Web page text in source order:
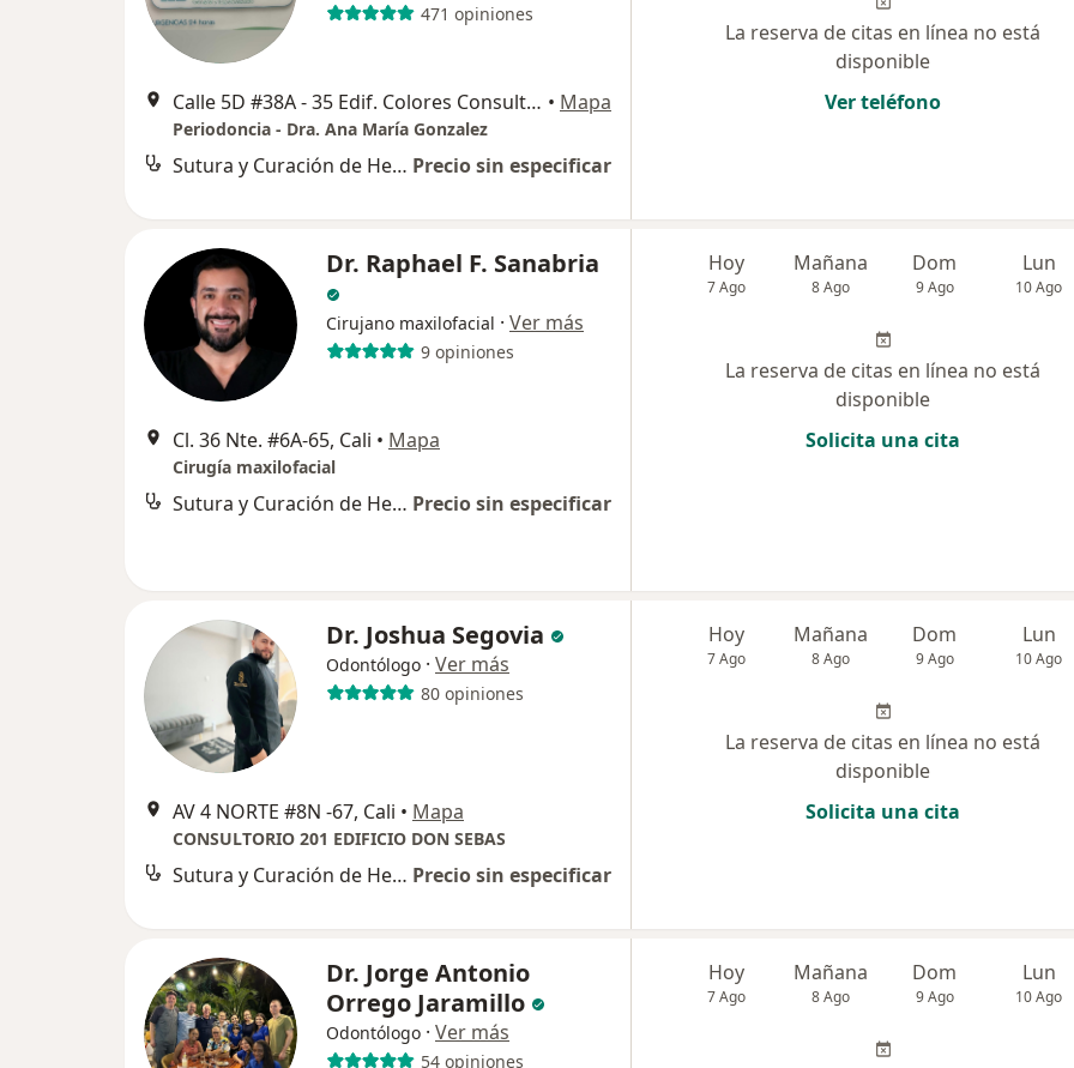
471 opiniones
Calle 5D #38A - 35 Edif. Colores Consultorio 1014, Cali • Mapa
Periodoncia - Dra. Ana María Gonzalez
Sutura y Curación de Herida en Cavidad Bucal Precio sin especificar
La reserva de citas en línea no está
disponible
Ver teléfono
Dr. Raphael F. Sanabria
Cirujano maxilofacial · Ver más
9 opiniones
Cl. 36 Nte. #6A-65, Cali • Mapa
Cirugía maxilofacial
Sutura y Curación de Herida en Cavidad Bucal Precio sin especificar
Hoy
7 Ago
Mañana
8 Ago
Dom
9 Ago
Lun
10 Ago
La reserva de citas en línea no está
disponible
Solicita una cita
Dr. Joshua Segovia
Odontólogo · Ver más
80 opiniones
AV 4 NORTE #8N -67, Cali • Mapa
CONSULTORIO 201 EDIFICIO DON SEBAS
Sutura y Curación de Herida en Cavidad Bucal Precio sin especificar
Hoy
7 Ago
Mañana
8 Ago
Dom
9 Ago
Lun
10 Ago
La reserva de citas en línea no está
disponible
Solicita una cita
Dr. Jorge Antonio
Orrego Jaramillo
Odontólogo · Ver más
54 opiniones
Hoy
7 Ago
Mañana
8 Ago
Dom
9 Ago
Lun
10 Ago